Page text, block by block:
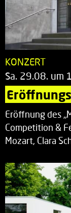
KONZERT
Sa. 29.08. um
Eröffnung des
Competition &
Mozart, Clara